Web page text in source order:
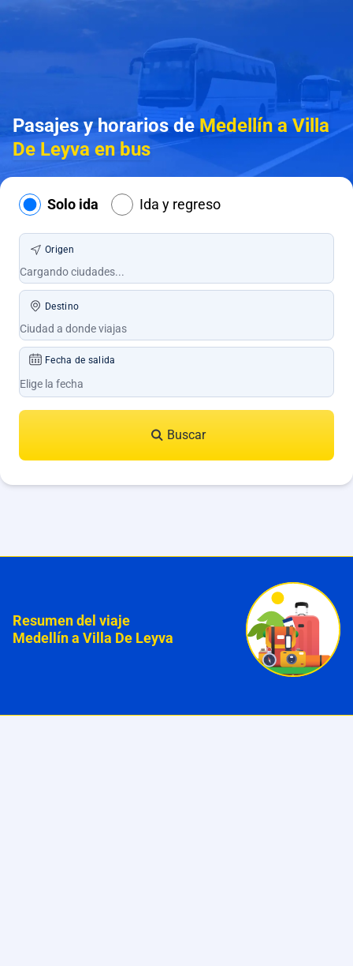
Pasajes y horarios deMedellín a Villa
De Leyva en bus
Solo ida Ida y regreso
Origen
Destino
Fecha de salida
Buscar
Resumen del viaje
Medellín a Villa De Leyva